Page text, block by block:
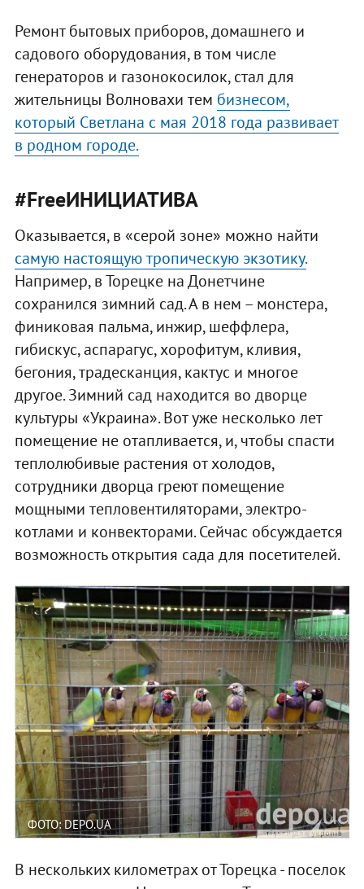
Ремонт бытовых приборов, домашнего и
садового оборудования, в том числе
генераторов и газонокосилок, стал для
жительницы Волновахи тем бизнесом,
который Светлана с мая 2018 года развивает
в родном городе.
#FreeИНИЦИАТИВА
Оказывается, в «серой зоне» можно найти
самую настоящую тропическую экзотику.
Например, в Торецке на Донетчине
сохранился зимний сад. А в нем – монстера,
финиковая пальма, инжир, шеффлера,
гибискус, аспарагус, хорофитум, кливия,
бегония, традесканция, кактус и многое
другое. Зимний сад находится во дворце
культуры «Украина». Вот уже несколько лет
помещение не отапливается, и, чтобы спасти
теплолюбивые растения от холодов,
сотрудники дворца греют помещение
мощными тепловентиляторами, электро-
котлами и конвекторами. Сейчас обсуждается
возможность открытия сада для посетителей.
ФОТО: DEPO.UA
В нескольких километрах от Торецка - поселок